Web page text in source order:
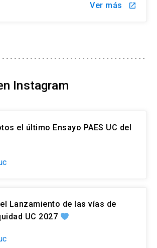
Ver más launch
Instagram
el último Ensayo PAES UC del
Lanzamiento de las vías de
UC 2027